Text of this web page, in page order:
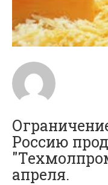
Россию
апреля.